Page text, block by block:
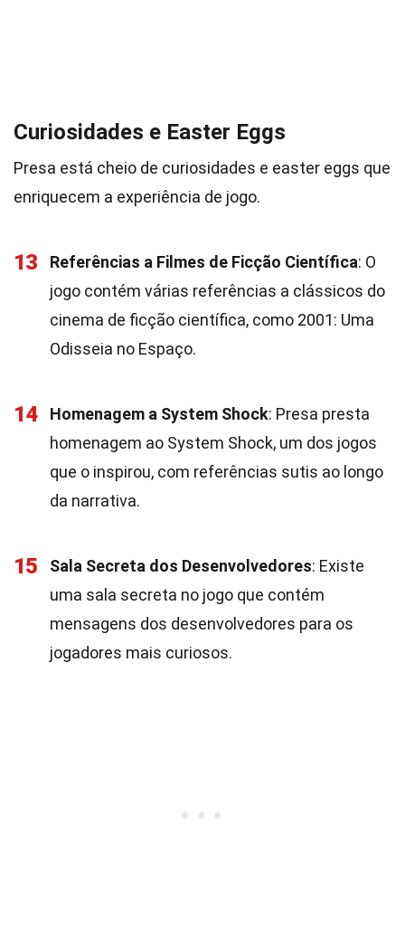
Curiosidades e Easter Eggs
Presa está cheio de curiosidades e easter eggs que
enriquecem a experiência de jogo.
13 Referências a Filmes de Ficção Científica: O
jogo contém várias referências a clássicos do
cinema de ficção científica, como 2001: Uma
Odisseia no Espaço.
14 Homenagem a System Shock: Presa presta
homenagem ao System Shock, um dos jogos
que o inspirou, com referências sutis ao longo
da narrativa.
15 Sala Secreta dos Desenvolvedores: Existe
uma sala secreta no jogo que contém
mensagens dos desenvolvedores para os
jogadores mais curiosos.